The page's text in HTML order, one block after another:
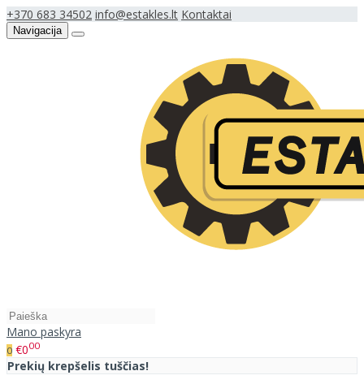
+370 683 34502 info@estakles.lt Kontaktai
Navigacija
Mano paskyra
0 €000
Prekių krepšelis tuščias!